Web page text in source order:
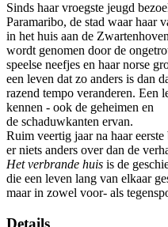
Sinds haar vroegste jeugd
Paramaribo, de stad waar haar
in het huis aan de
wordt genomen door de
speelse neefjes en haar norse
een leven dat zo anders is dan
razend tempo veranderen. Een
kennen - ook de geheimen en
de schaduwkanten ervan.
Ruim veertig jaar na haar
er niets anders over dan de
Het verbrande huis is de
die een leven lang van elkaar
maar in zowel voor- als
Details